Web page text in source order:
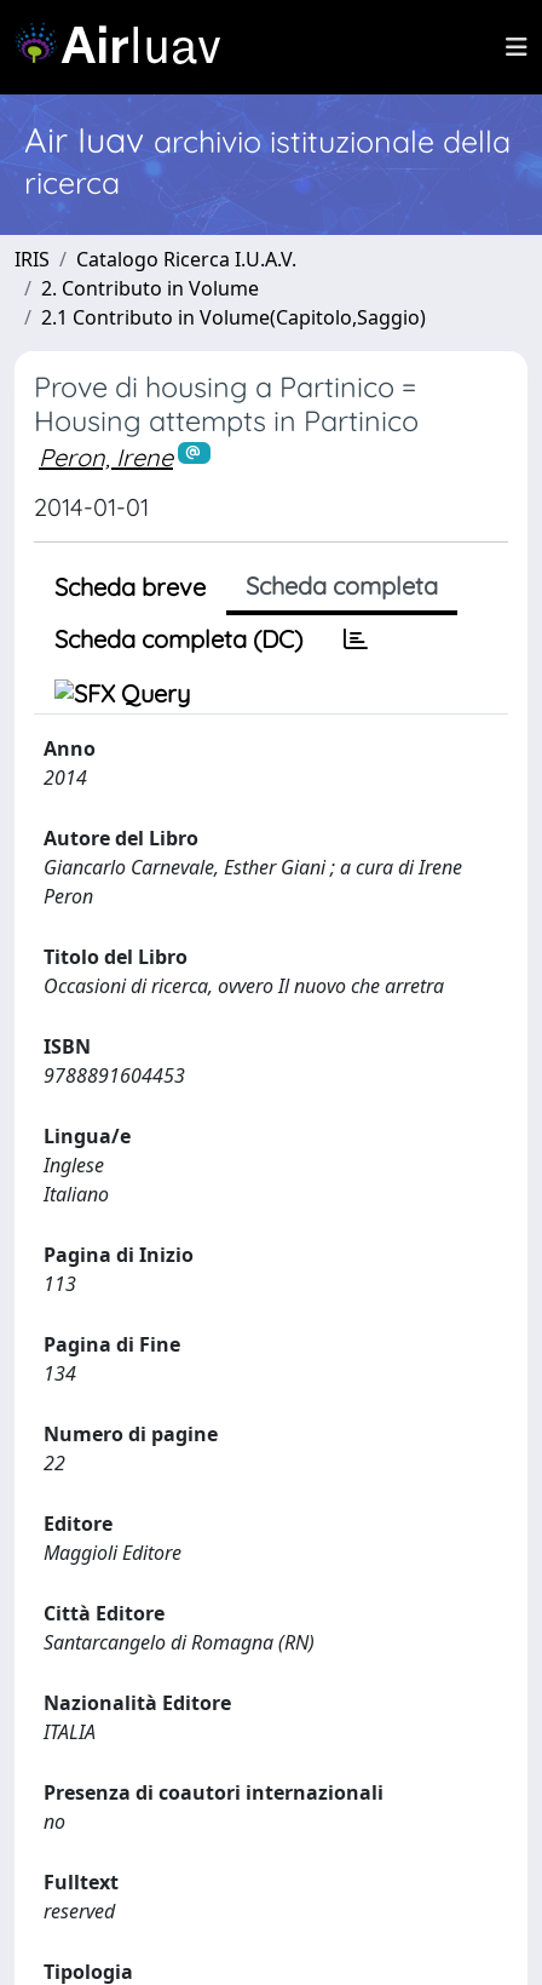
Air Iuav archivio istituzionale della
ricerca
IRIS
Catalogo Ricerca I.U.A.V.
2. Contributo in Volume
2.1 Contributo in Volume(Capitolo,Saggio)
Prove di housing a Partinico =
Housing attempts in Partinico
Peron, Irene
2014-01-01
Scheda breve
Scheda completa
Scheda completa (DC)
Anno
2014
Autore del Libro
Giancarlo Carnevale, Esther Giani ; a cura di Irene
Peron
Titolo del Libro
Occasioni di ricerca, ovvero Il nuovo che arretra
ISBN
9788891604453
Lingua/e
Inglese
Italiano
Pagina di Inizio
113
Pagina di Fine
134
Numero di pagine
22
Editore
Maggioli Editore
Città Editore
Santarcangelo di Romagna (RN)
Nazionalità Editore
ITALIA
Presenza di coautori internazionali
no
Fulltext
reserved
Tipologia